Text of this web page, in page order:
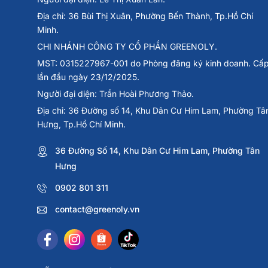
Hydrodol Liver Health được sử dụng nhằm hỗ trợ chăm
ngày.
Hỗ trợ bảo vệ gan và tăng cường chức năng gan
Giúp hạn chế tổn thương gan do rượu bia, thuốc lá và
Hỗ trợ cải thiện tiêu hóa và tăng cảm giác ăn ngon
Giúp giảm mệt mỏi và nâng cao thể trạng cơ thể
Hỗ trợ người có men gan cao hoặc gan yếu
Sản phẩm phù hợp với người cần chăm sóc gan định
đến gan.
Địa chỉ: 36 Bùi Thị Xuân, Phường Bến Thành, Tp.Hồ Chí
Minh.
CHI NHÁNH CÔNG TY CỔ PHẦN GREENOLY.
MST: 0315227967-001 do Phòng đăng ký kinh doanh. Cấp
lần đầu ngày 23/12/2025.
Người đại diện: Trần Hoài Phương Thảo.
Địa chỉ: 36 Đường số 14, Khu Dân Cư Him Lam, Phường
Hưng, Tp.Hồ Chí Minh.
36 Đường Số 14, Khu Dân Cư Him Lam, Phường Tân
Hưng
0902 801 311
contact@greenoly.vn